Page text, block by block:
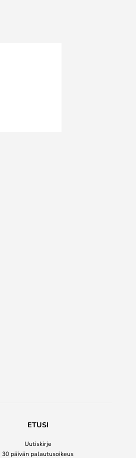
ETUSI
Uutiskirje
30 päivän palautusoikeus